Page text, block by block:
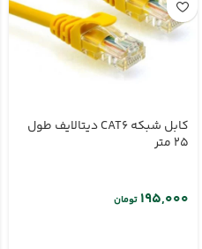
کابل شبکه CAT6 دیتالایف طول
25 متر
تومان